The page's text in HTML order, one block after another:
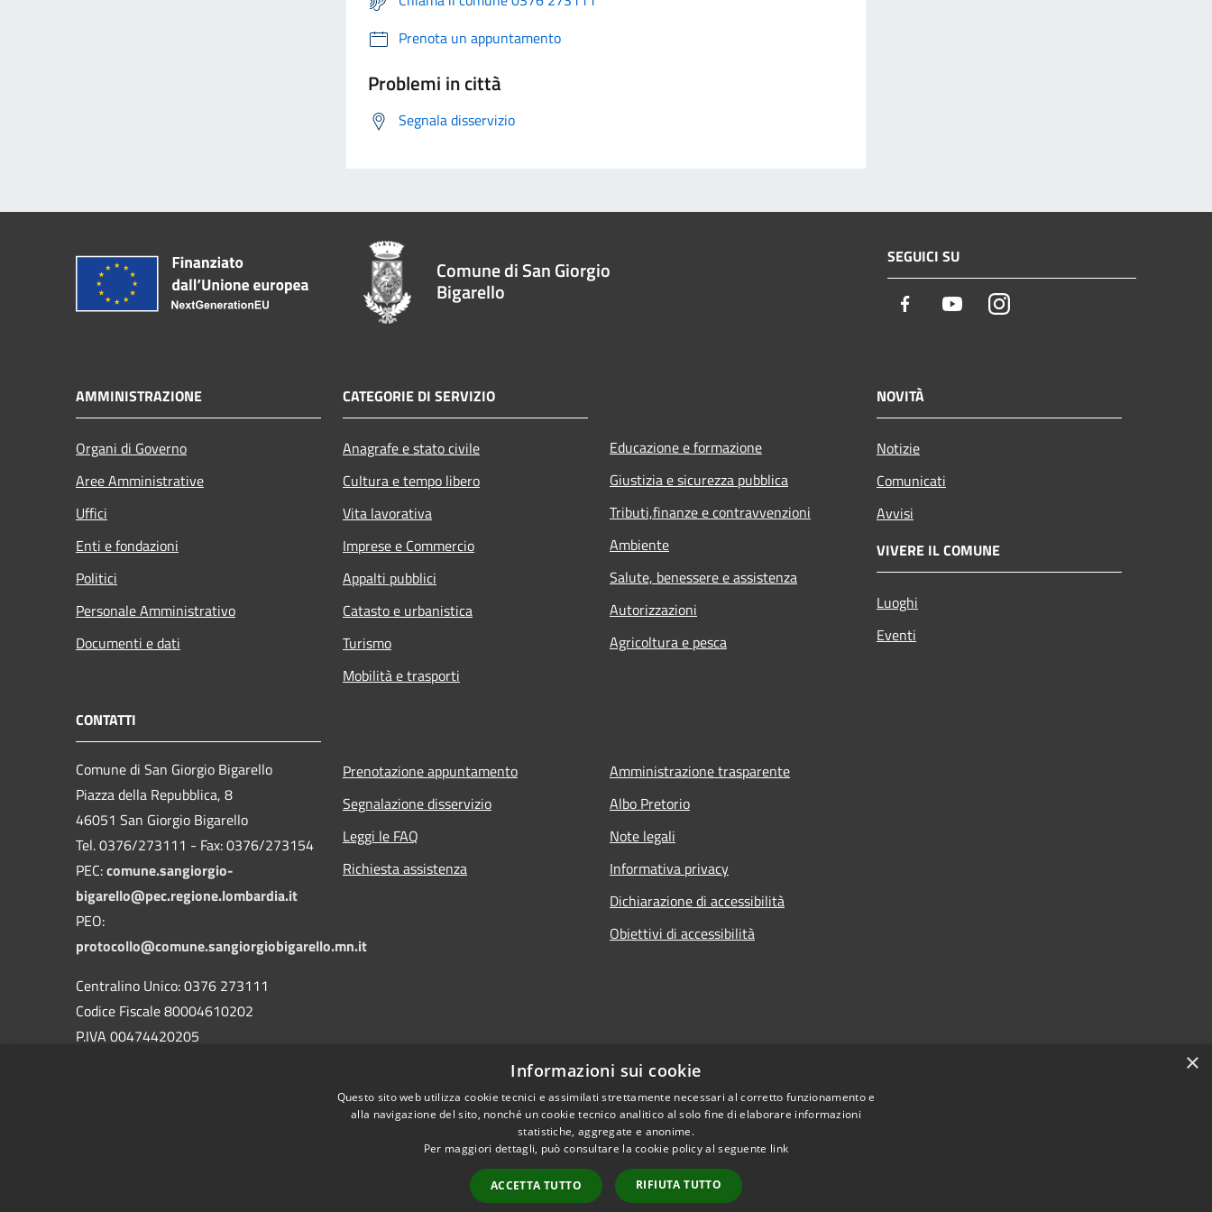
Prenota un appuntamento
Problemi in città
Segnala disservizio
Comune di San Giorgio
Bigarello
SEGUICI SU
Facebook YoutubeInstagram
AMMINISTRAZIONE
Organi di Governo
Aree Amministrative
Uffici
Enti e fondazioni
Politici
Personale Amministrativo
Documenti e dati
CATEGORIE DI SERVIZIO
Anagrafe e stato civile
Cultura e tempo libero
Vita lavorativa
Imprese e Commercio
Appalti pubblici
Catasto e urbanistica
Turismo
Mobilità e trasporti
Educazione e formazione
Giustizia e sicurezza pubblica
Tributi,finanze e contravvenzioni
Ambiente
Salute, benessere e assistenza
Autorizzazioni
Agricoltura e pesca
NOVITÀ
Notizie
Comunicati
Avvisi
VIVERE IL COMUNE
Luoghi
Eventi
CONTATTI
Comune di San Giorgio Bigarello
Piazza della Repubblica, 8
46051 San Giorgio Bigarello
Tel. 0376/273111 - Fax: 0376/273154
PEC:comune.sangiorgio-
bigarello@pec.regione.lombardia.it
PEO:
protocollo@comune.sangiorgiobigarello.mn.it
Centralino Unico: 0376 273111
Codice Fiscale 80004610202
P.IVA 00474420205
Prenotazione appuntamento
Segnalazione disservizio
Leggi le FAQ
Richiesta assistenza
Amministrazione trasparente
Albo Pretorio
Note legali
Informativa privacy
Dichiarazione di accessibilità
Obiettivi di accessibilità
Copyright © 2026 • Comune di San Giorgio Bigarello • Powered by
×
Informazioni sui cookie
Questo sito web utilizza cookie tecnici e assimilati strettamente necessari al corretto funzionamento e
alla navigazione del sito, nonché un cookie tecnico analitico al solo fine di elaborare informazioni
statistiche, aggregate e anonime.
Per maggiori dettagli, può consultare la cookie policy al seguente link
ACCETTA TUTTO RIFIUTA TUTTO